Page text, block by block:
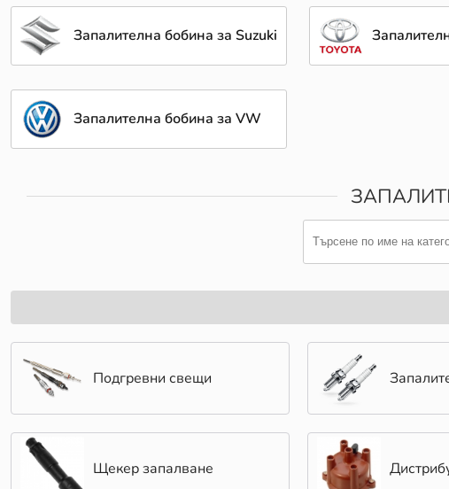
Запалителна бобина за Suzuki
Запалителна бобина за VW
Подгревни свещи
Щекер запалване